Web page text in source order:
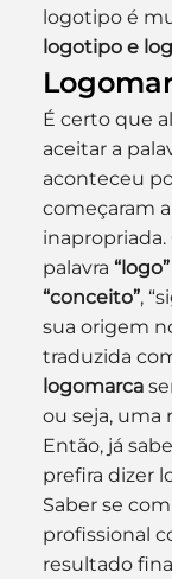
logotipo é
logotipo e
É certo que
aceitar a
aconteceu
começaram
palavra “logo”
“conceito”,
sua origem
traduzida
logomarca
ou seja, uma
Então, já
prefira dizer
Saber se
profissional
resultado